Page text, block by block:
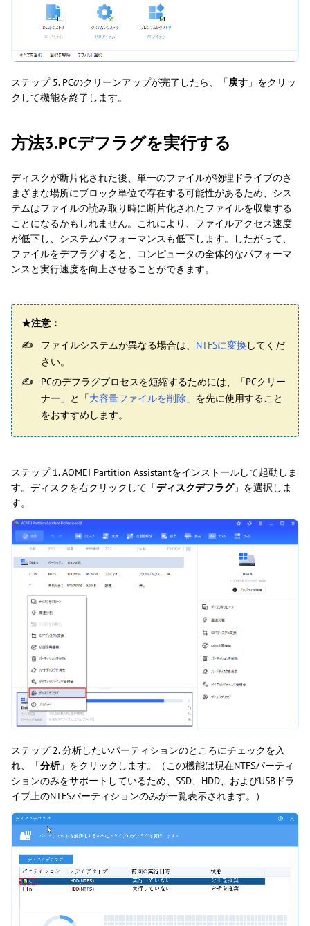
ステップ 5. PCのクリーンアップが完了したら、「戻す 」をクリッ
クして機能を終了します。
方法3.PCデフラグを実行する
ディスクが断片化された後、単一のファイルが物理ドライブのさ
まざまな場所にブロック単位で存在する可能性があるため、シス
テムはファイルの読み取り時に断片化されたファイルを収集する
ことになるかもしれません。これにより、ファイルアクセス速度
が低下し、システムパフォーマンスも低下します。したがって、
ファイルをデフラグすると、コンピュータの全体的なパフォーマ
ンスと実行速度を向上させることができます。
★注意：
ファイルシステムが異なる場合は、 NTFSに変換してくだ
さい。
PCのデフラグプロセスを短縮するためには、「PCクリー
ナー」と「大容量ファイルを削除 」を先に使用すること
をおすすめします。
ステップ 1. AOMEI Partition Assistantをインストールして起動しま
す。ディスクを右クリックして「ディスクデフラグ」を選択しま
す。
ステップ 2. 分析したいパーティションのところにチェックを入
れ、「分析」をクリックします。（この機能は現在NTFSパーティ
ションのみをサポートしているため、SSD、HDD、およびUSBドラ
イブ上のNTFSパーティションのみが一覧表示されます。）